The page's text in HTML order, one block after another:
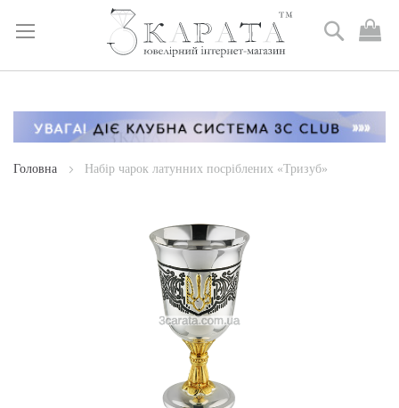
Skip
Content
Пошук
Головна Набір чарок латунних посріблених «Тризуб»